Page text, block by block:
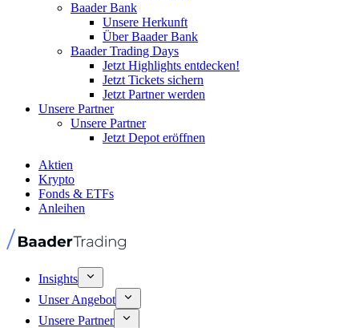
Baader Bank
Unsere Herkunft
Über Baader Bank
Baader Trading Days
Jetzt Highlights entdecken!
Jetzt Tickets sichern
Jetzt Partner werden
Unsere Partner
Unsere Partner
Jetzt Depot eröffnen
Aktien
Krypto
Fonds & ETFs
Anleihen
Insights
Unser Angebot
Unsere Partner